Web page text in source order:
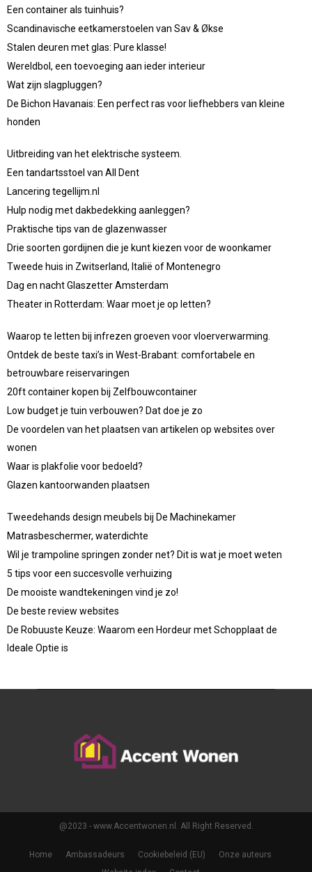
Een container als tuinhuis?
Scandinavische eetkamerstoelen van Sav & Økse
Stalen deuren met glas: Pure klasse!
Wereldbol, een toevoeging aan ieder interieur
Wat zijn slagpluggen?
De Bichon Havanais: Een perfect ras voor liefhebbers van kleine
honden
Uitbreiding van het elektrische systeem.
Een tandartsstoel van All Dent
Lancering tegellijm.nl
Hulp nodig met dakbedekking aanleggen?
Praktische tips van de glazenwasser
Drie soorten gordijnen die je kunt kiezen voor de woonkamer
Tweede huis in Zwitserland, Italië of Montenegro
Dag en nacht Glaszetter Amsterdam
Theater in Rotterdam: Waar moet je op letten?
Waarop te letten bij infrezen groeven voor vloerverwarming.
Ontdek de beste taxi’s in West-Brabant: comfortabele en
betrouwbare reiservaringen
20ft container kopen bij Zelfbouwcontainer
Low budget je tuin verbouwen? Dat doe je zo
De voordelen van het plaatsen van artikelen op websites over
wonen
Waar is plakfolie voor bedoeld?
Glazen kantoorwanden plaatsen
Tweedehands design meubels bij De Machinekamer
Matrasbeschermer, waterdichte
Wil je trampoline springen zonder net? Dit is wat je moet weten
5 tips voor een succesvolle verhuizing
De mooiste wandtekeningen vind je zo!
De beste review websites
De Robuuste Keuze: Waarom een Hordeur met Schopplaat de
Ideale Optie is
@2023 - www.Accentwonen.nl. All Right Reserved.
Home Ambassadeurs Cookiebeleid (EU)
Onze auteurs